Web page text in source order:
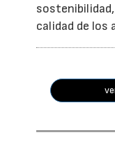
calidad de los